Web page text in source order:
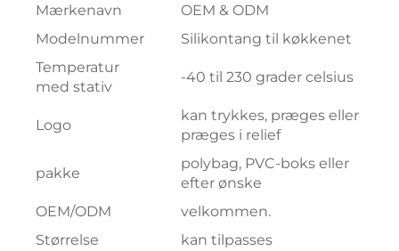
Mærkenavn
OEM & ODM
Modelnummer
Silikontang til køkkenet
Temperatur
med stativ
-40 til 230 grader celsius
Logo
kan trykkes, præges eller
præges i relief
pakke
polybag, PVC-boks eller
efter ønske
OEM/ODM
velkommen.
Størrelse
kan tilpasses